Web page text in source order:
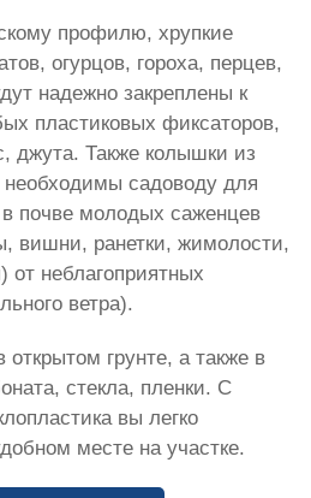
профилю, хрупкие
огурцов, гороха, перцев,
надежно закреплены к
пластиковых фиксаторов,
джута. Также колышки из
необходимы садоводу для
почве молодых саженцев
вишни, ранетки, жимолости,
от неблагоприятных
ветра).
грунте, а также в
стекла, пленки. С
вы легко
месте на участке.